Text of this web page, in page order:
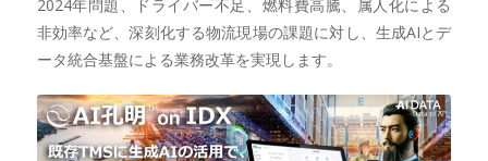
2024年問題、ドライバー不足、燃料費高騰、属人化による
非効率など、深刻化する物流現場の課題に対し、生成AIとデ
ータ統合基盤による業務改革を実現します。